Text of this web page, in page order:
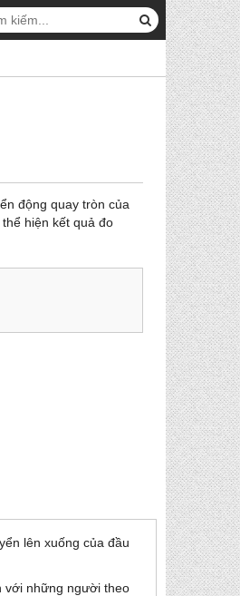
động quay tròn của
hiện kết quả đo
lên xuống của đầu
với những người theo